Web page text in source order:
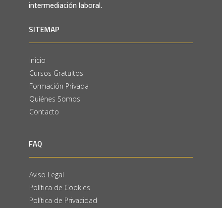
intermediación laboral.
SITEMAP
Inicio
Cursos Gratuitos
Formación Privada
Quiénes Somos
Contacto
FAQ
Aviso Legal
Política de Cookies
Política de Privacidad